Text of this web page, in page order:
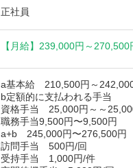
正社員
【月給】 239,000円～ 270,500
a基本給 210,500円～
b定額的に支払われる手当
資格手当 25,000円～～
職務手当9,500円〜9,500円
a+b 245,000円〜276,500円
訪問手当 500円/回
受持手当 1,000円/件